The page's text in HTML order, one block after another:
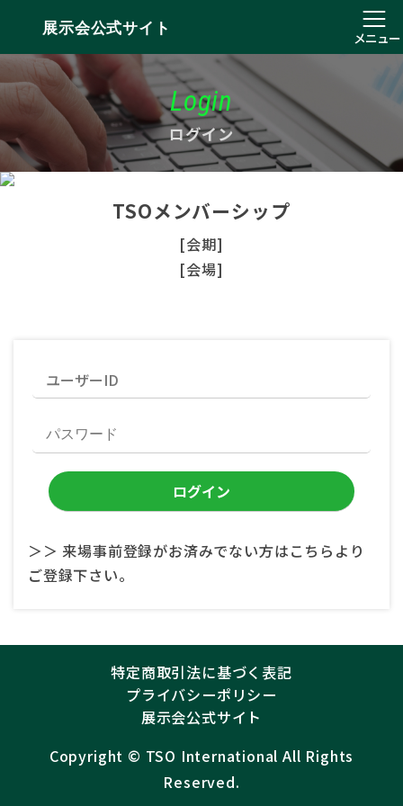
展示会公式サイト
メニュー
Login
ログイン
TSOメンバーシップ
[会期]
[会場]
＞＞ 来場事前登録がお済みでない方はこちらより
ご登録下さい。
特定商取引法に基づく表記
プライバシーポリシー
展示会公式サイト
Copyright ©︎ TSO International All Rights
Reserved.